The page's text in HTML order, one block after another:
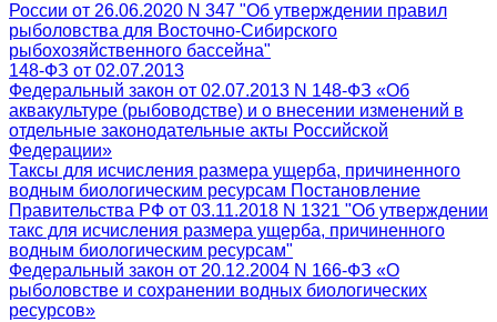
России от 26.06.2020 N 347 "Об утверждении правил
рыболовства для Восточно-Сибирского
рыбохозяйственного бассейна"
148-ФЗ от 02.07.2013
Федеральный закон от 02.07.2013 N 148-ФЗ «Об
аквакультуре (рыбоводстве) и о внесении изменений в
отдельные законодательные акты Российской
Федерации»
Таксы для исчисления размера ущерба, причиненного
водным биологическим ресурсам Постановление
Правительства РФ от 03.11.2018 N 1321 "Об утверждении
такс для исчисления размера ущерба, причиненного
водным биологическим ресурсам"
Федеральный закон от 20.12.2004 N 166-ФЗ «О
рыболовстве и сохранении водных биологических
ресурсов»